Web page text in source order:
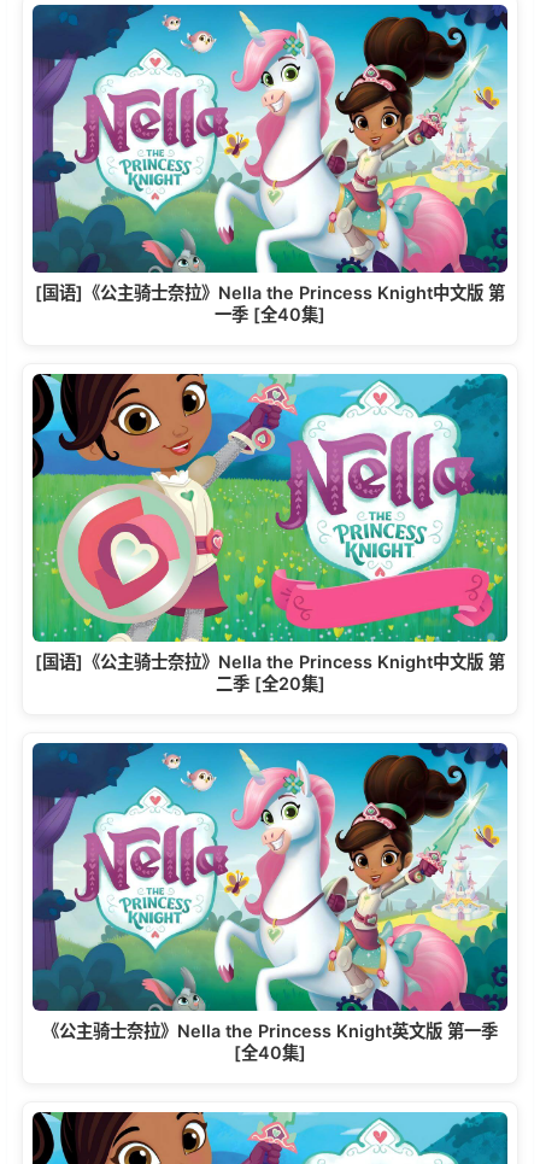
[国语]《公主骑士奈拉》Nella the Princess Knight中文版 第
一季 [全40集]
[国语]《公主骑士奈拉》Nella the Princess Knight中文版 第
二季 [全20集]
《公主骑士奈拉》Nella the Princess Knight英文版 第一季
[全40集]